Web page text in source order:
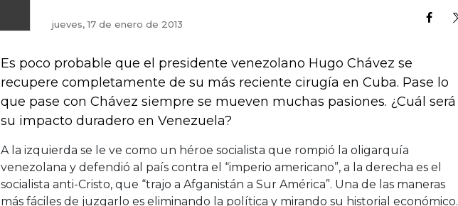
jueves, 17 de enero de 2013
Es poco probable que el presidente venezolano Hugo Chávez se
recupere completamente de su más reciente cirugía en Cuba. Pase lo
que pase con Chávez siempre se mueven muchas pasiones. ¿Cuál será
su impacto duradero en Venezuela?
A la izquierda se le ve como un héroe socialista que rompió la oligarquía
venezolana y defendió al país contra el “imperio americano”, a la derecha es el
socialista anti-Cristo, que “trajo a Afganistán a Sur América”. Una de las maneras
más fáciles de juzgarlo es eliminando la política y mirando su historial económico.